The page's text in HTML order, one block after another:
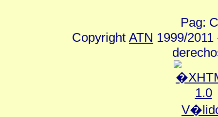
Pag:
Copyright ATN 1999/